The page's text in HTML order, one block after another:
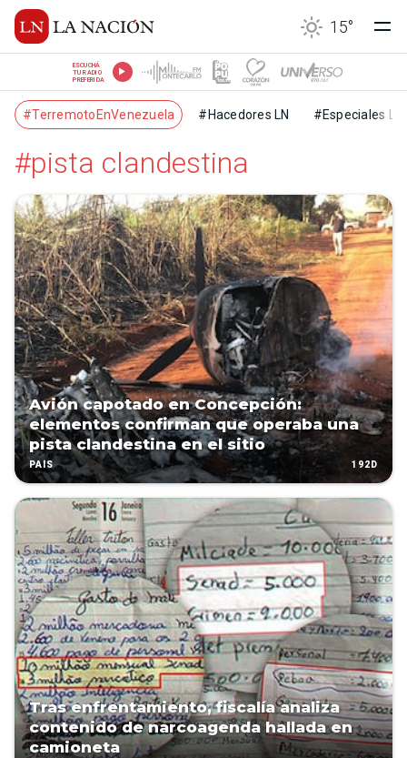
15°
ESCUCHÁ
TU RADIO
PREFERIDA
#TerremotoEnVenezuela #Hacedores LN #Especiales LN
#pista clandestina
Avión capotado en Concepción:
elementos confirman que operaba una
pista clandestina en el sitio
PAÍS 192D
Tras enfrentamiento, fiscalía analiza
contenido de narcoagenda hallada en
camioneta